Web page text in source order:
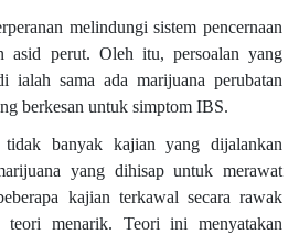
melindungi sistem pencernaan
asid perut. Oleh itu, persoalan yang
ialah sama ada marijuana perubatan
berkesan untuk simptom IBS.
tidak banyak kajian yang dijalankan
yang dihisap untuk merawat
kajian terkawal secara rawak
teori menarik. Teori ini menyatakan